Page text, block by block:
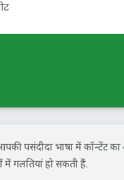
पसंदीदा भाषा में कॉन्टेंट
गलतियां हो सकती हैं.